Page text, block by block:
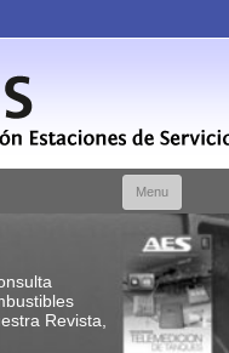
Menu
Revista,